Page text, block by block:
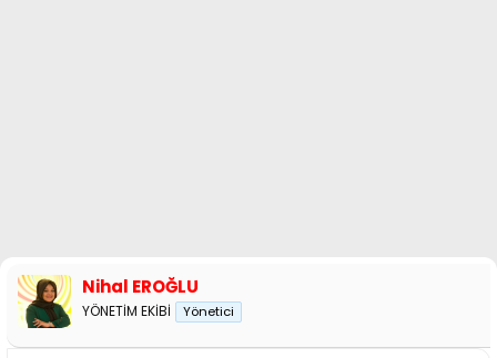
Nihal EROĞLU
YÖNETİM EKİBİ Yönetici